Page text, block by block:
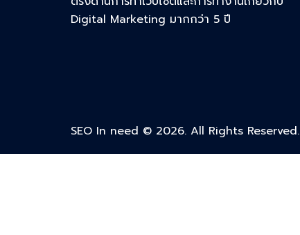
Digital Marketing มากกว่า 5 ปี
SEO In need © 2026. All Rights Reserved.